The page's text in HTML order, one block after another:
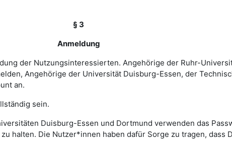
§ 3
Anmeldung
der Nutzungsinteressierten. Angehörige der Ruhr-
Angehörige der Universität Duisburg-Essen, der
an.
sein.
Duisburg-Essen und Dortmund verwenden das
halten. Die Nutzer*innen haben dafür Sorge zu tragen, dass